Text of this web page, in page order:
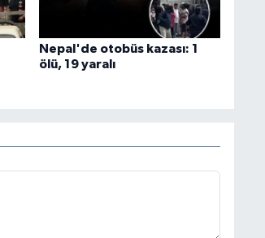
Nepal'de otobüs kazası: 1
ölü, 19 yaralı